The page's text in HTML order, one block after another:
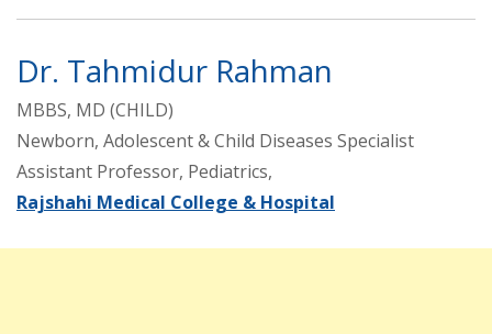
Dr. Tahmidur Rahman
MBBS, MD (CHILD)
Newborn, Adolescent & Child Diseases Specialist
Assistant Professor, Pediatrics,
Rajshahi Medical College & Hospital